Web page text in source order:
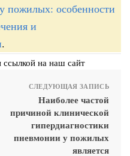
пожилых: особенности
и
.
ссылкой на наш сайт
СЛЕДУЮЩАЯ ЗАПИСЬ
Наиболее частой
причиной клинической
гипердиагностики
пневмонии у пожилых
является